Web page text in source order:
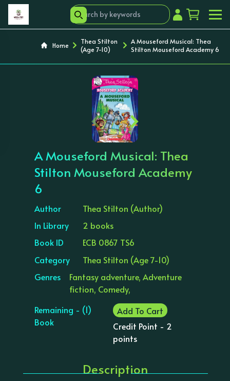
Home
Thea Stilton
(Age 7-10)
A Mouseford Musical: Thea
Stilton Mouseford Academy 6
‹ ›
A Mouseford Musical: Thea
Stilton Mouseford Academy
6
Author
Thea Stilton (Author)
In Library
2 books
Book ID
ECB 0867 TS6
Category
Thea Stilton (Age 7-10)
Genres
Fantasy adventure, Adventure
fiction, Comedy,
Remaining - (1)
Book
Add To Cart
Credit Point - 2
points
Description